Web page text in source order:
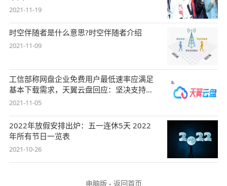
2021-11-19
时空伴随者是什么意思?时空伴随者介绍
2021-11-09
工信部称网盘企业免费用户最低速率应满足
基本下载需求，天翼云盘回应：坚决支持，
始终
2021-11-05
2022年放假安排出炉：五一连休5天 2022
年所有节日一览表
2021-10-26
电脑版- 返回首页